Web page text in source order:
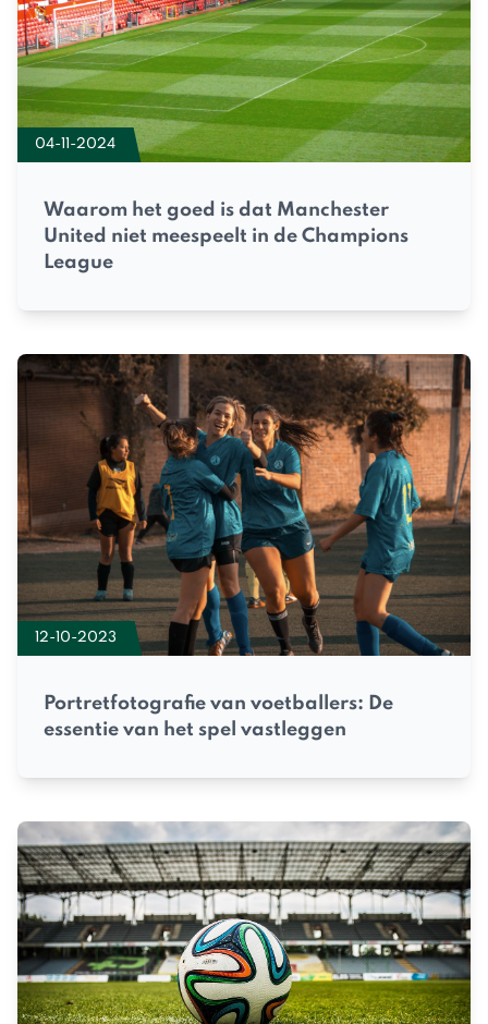
04-11-2024
Waarom het goed is dat Manchester
United niet meespeelt in de Champions
League
12-10-2023
Portretfotografie van voetballers: De
essentie van het spel vastleggen